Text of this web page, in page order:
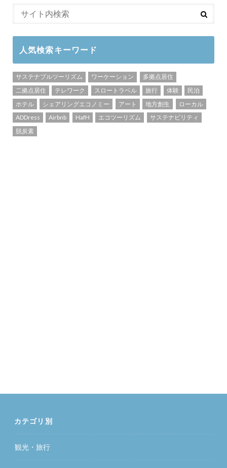
人気検索キーワード
サステナブルツーリズム ワーケーション
多拠点居住
二拠点居住
テレワーク スロートラベル 旅行 体験
民泊
ホテル
シェアリングエコノミー アート 地方創生
ローカル
ADDress
Airbnb HafH エコツーリズム
サステナビリティ
脱炭素
カテゴリ別
観光・旅行